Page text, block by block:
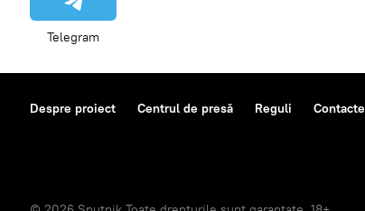
Telegram
Despre proiect Centrul de presă Reguli Contacte